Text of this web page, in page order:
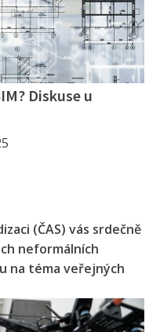
Diskuse u
(ČAS) vás srdečně
neformálních
na téma veřejných